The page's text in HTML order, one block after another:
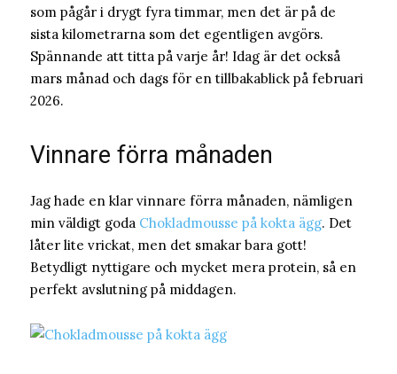
som pågår i drygt fyra timmar, men det är på de
sista kilometrarna som det egentligen avgörs.
Spännande att titta på varje år! Idag är det också
mars månad och dags för en tillbakablick på februari
2026.
Vinnare förra månaden
Jag hade en klar vinnare förra månaden, nämligen
min väldigt goda Chokladmousse på kokta ägg. Det
låter lite vrickat, men det smakar bara gott!
Betydligt nyttigare och mycket mera protein, så en
perfekt avslutning på middagen.